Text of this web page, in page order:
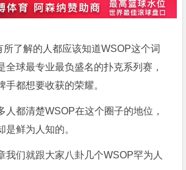
了解的人都应该知道WSOP这个词
全球最专业最负盛名的扑克系列赛，
手都想要收获的荣耀。
人都清楚WSOP在这个圈子的地位，
是鲜为人知的。
我们就跟大家八卦几个WSOP罕为人